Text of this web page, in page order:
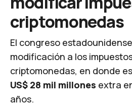
criptomonedas
El congreso
modificación a los
criptomonedas, en donde
US$ 28 mil millones extra
años.